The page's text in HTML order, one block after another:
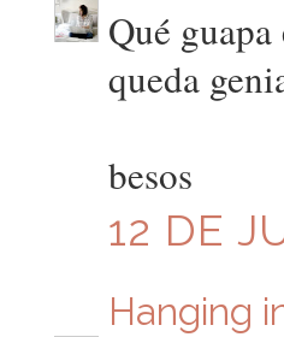
Qué
queda
besos
12 DE
Hanging